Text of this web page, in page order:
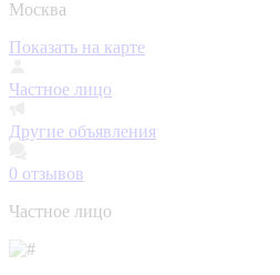
Москва
Показать на карте
Частное лицо
Другие объявления
0 отзывов
Частное лицо